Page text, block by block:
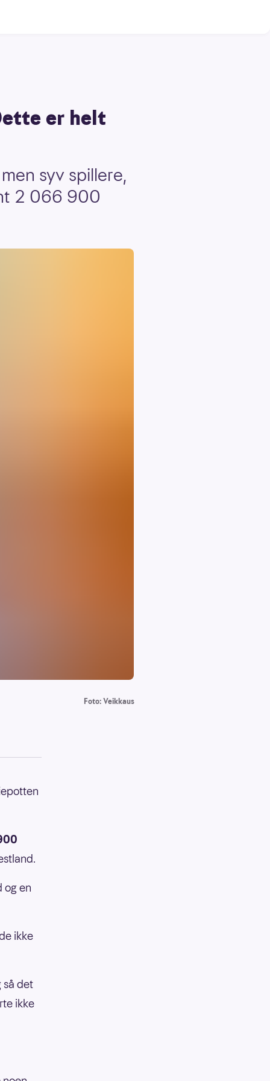
er helt
syv spillere,
2 066 900
Foto: Veikkaus
og en
ikke
så det
ikke